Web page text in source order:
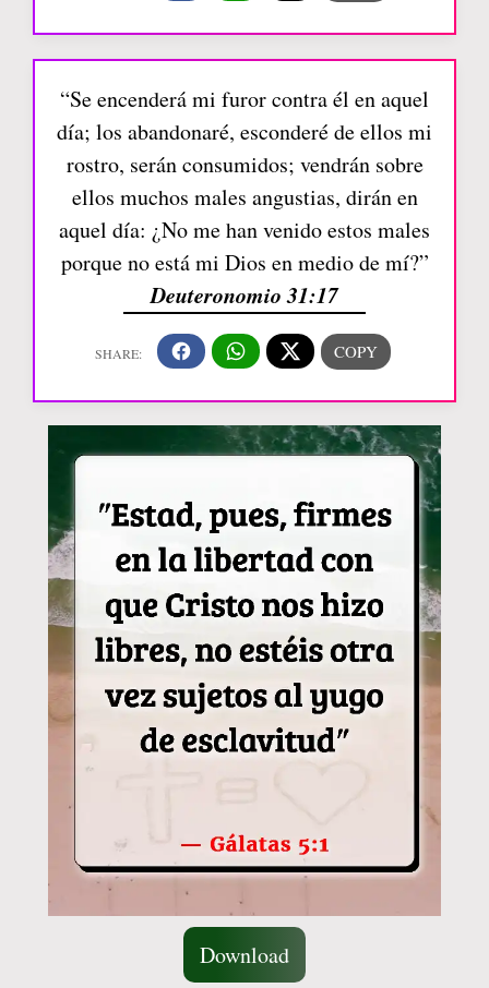
“Se encenderá mi furor contra él en aquel
día; los abandonaré, esconderé de ellos mi
rostro, serán consumidos; vendrán sobre
ellos muchos males angustias, dirán en
aquel día: ¿No me han venido estos males
porque no está mi Dios en medio de mí?”
Deuteronomio 31:17
Download